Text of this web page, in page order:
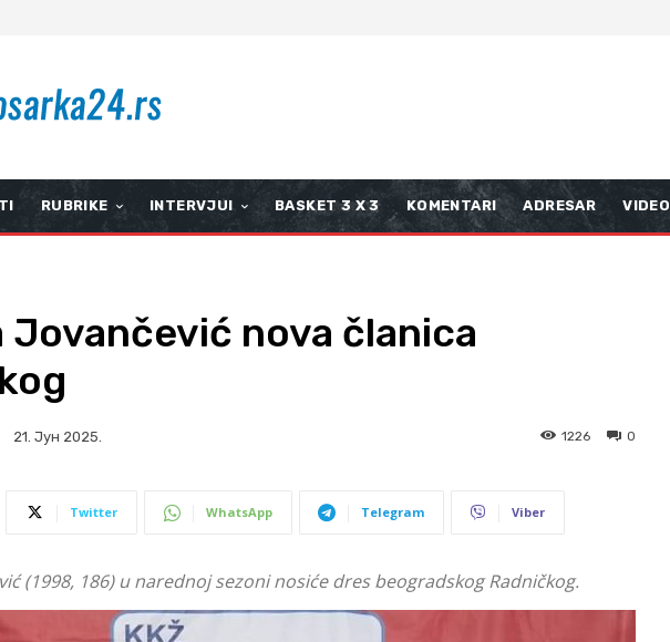
RUBRIKE INTERVJUI BASKET 3 X 3 KOMENTARI ADRESAR VIDEO
Jovančević nova članica
21. Јун 2025. 0
1226
Twitter WhatsApp Telegram Viber
(1998, 186) u narednoj sezoni nosiće dres beogradskog Radničkog.